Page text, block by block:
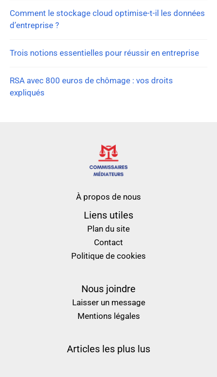
Comment le stockage cloud optimise-t-il les données
d’entreprise ?
Trois notions essentielles pour réussir en entreprise
RSA avec 800 euros de chômage : vos droits
expliqués
À propos de nous
Liens utiles
Plan du site
Contact
Politique de cookies
Nous joindre
Laisser un message
Mentions légales
Articles les plus lus